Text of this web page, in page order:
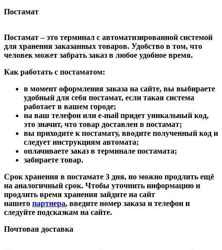
Постамат
Постамат – это терминал с автоматизированной системой
для хранения заказанных товаров. Удобство в том, что
человек может забрать заказ в любое удобное время.
Как работать с постаматом:
в момент оформления заказа на сайте, вы выбираете
удобный для себя постамат, если такая система
работает в вашем городе;
на ваш телефон или e-mail придет уникальный код,
это значит, что товар доставлен в постамат;
вы приходите к постамату, вводите полученный код и
следует инструкциям автомата;
оплачиваете заказ в терминале постамата;
забираете товар.
Срок хранения в постамате 3 дня, но можно продлить ещё
на аналогичный срок. Чтобы уточнить информацию и
продлить время хранения зайдите на сайт
нашего партнера, введите номер заказа и телефон и
следуйте подсказкам на сайте.
Почтовая доставка